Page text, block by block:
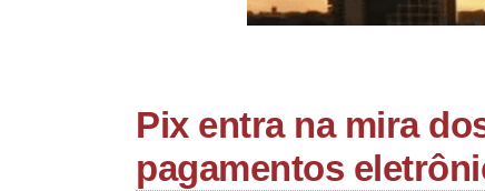
Pix entra na mira
pagamentos